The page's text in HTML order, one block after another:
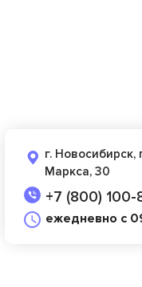
г. Новосибирск,
Маркса, 30
+7 (800)
ежедневно с